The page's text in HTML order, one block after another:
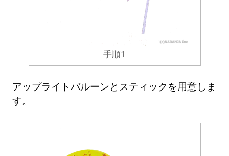
手順1
アップライトバルーンとスティックを用意しま
す。